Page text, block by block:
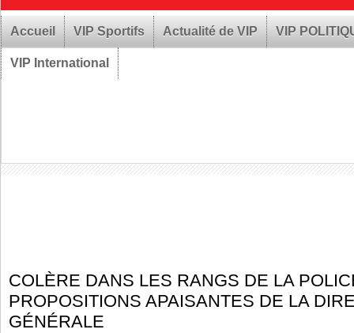
Accueil VIP Sportifs Actualité de VIP VIP
VIP International
COLÈRE DANS LES RANGS DE LA
PROPOSITIONS APAISANTES DE LA
GÉNÉRALE